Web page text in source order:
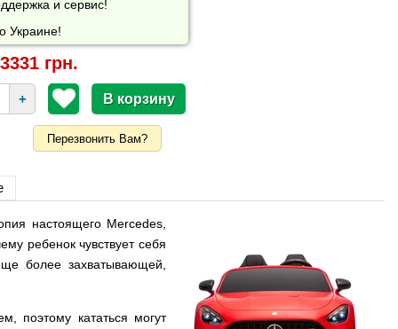
и сервис!
Украине!
грн.
+
Перезвонить Вам?
настоящего Mercedes,
ребенок чувствует себя
более захватывающей,
поэтому кататься могут